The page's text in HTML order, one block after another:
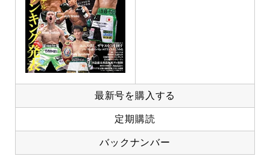
最新号を購入する
定期購読
バックナンバー